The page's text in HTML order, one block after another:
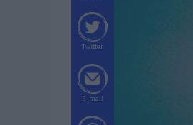
Twitter
E-mail